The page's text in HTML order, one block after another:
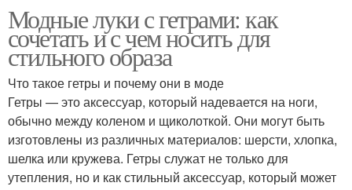
Модные луки с гетрами: как
сочетать и с чем носить для
стильного образа
Что такое гетры и почему они в моде
Гетры — это аксессуар, который надевается на ноги,
обычно между коленом и щиколоткой. Они могут быть
изготовлены из различных материалов: шерсти, хлопка,
шелка или кружева. Гетры служат не только для
утепления, но и как стильный аксессуар, который может